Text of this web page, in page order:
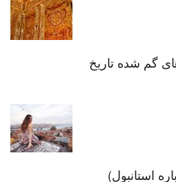
گم شده تاریخ
استانبول)